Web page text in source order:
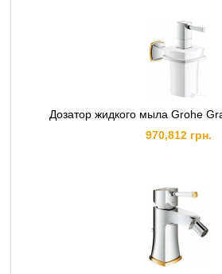
Дозатор жидкого мыла Grohe
970,812 грн.